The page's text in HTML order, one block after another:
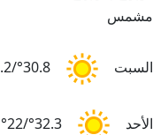
مشمس
السبت 30.8°/21.2°
الأحد 32.3°/22°